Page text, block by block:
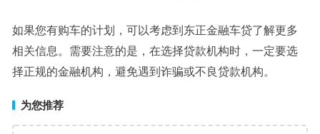
如果您有购车的计划，可以考虑到东正金融车贷了解更多
相关信息。需要注意的是，在选择贷款机构时，一定要选
择正规的金融机构，避免遇到诈骗或不良贷款机构。
为您推荐